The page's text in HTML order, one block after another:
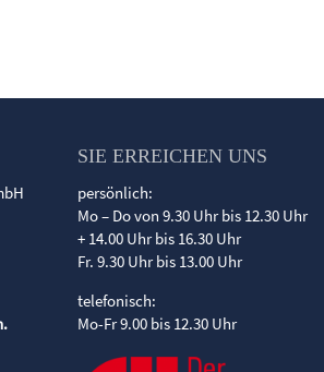
SIE ERREICHEN UNS
persönlich:
Mo – Do von 9.30 Uhr bis 12.30 Uhr
+ 14.00 Uhr bis 16.30 Uhr
Fr. 9.30 Uhr bis 13.00 Uhr
telefonisch:
Mo-Fr 9.00 bis 12.30 Uhr